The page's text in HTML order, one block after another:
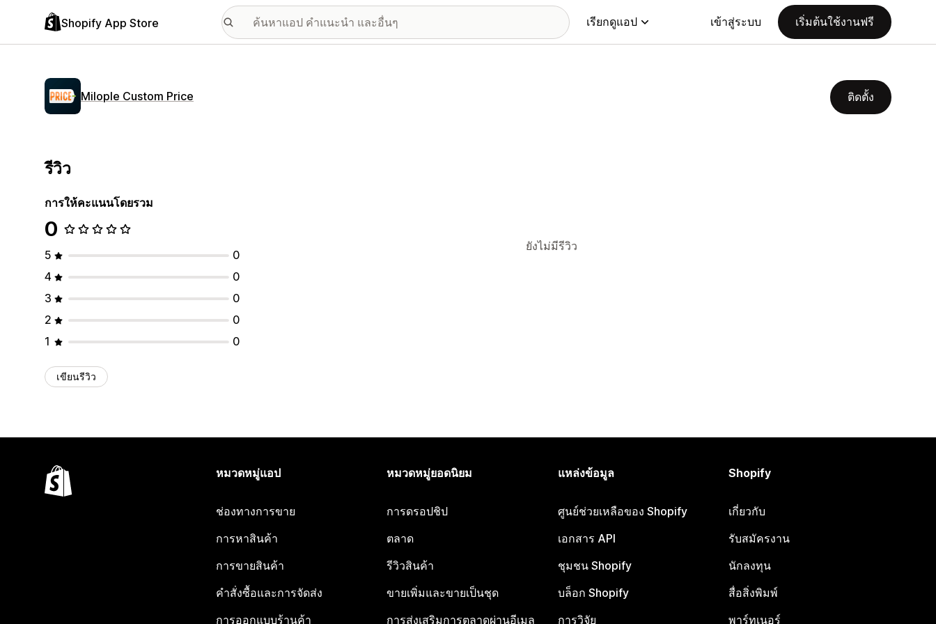
Shopify App Store เรียกดูแอป เข้าสู่ระบบ เริ่มต้นใช้งานฟรี
Milople Custom Price ติดตั้ง
รีวิว
การให้คะแนนโดยรวม
0
5
0
4
0
3
0
2
0
1
0
เขียนรีวิว
ยังไม่มีรีวิว
หมวดหมู่แอป
ช่องทางการขาย
การหาสินค้า
การขายสินค้า
คำสั่งซื้อและการจัดส่ง
การออกแบบร้านค้า
หมวดหมู่ยอดนิยม
การดรอปชิป
ตลาด
รีวิวสินค้า
ขายเพิ่มและขายเป็นชุด
การส่งเสริมการตลาดผ่านอีเมล
แหล่งข้อมูล
ศูนย์ช่วยเหลือของ Shopify
เอกสาร API
ชุมชน Shopify
บล็อก Shopify
การวิจัย
Shopify
เกี่ยวกับ
รับสมัครงาน
นักลงทุน
สื่อสิ่งพิมพ์
พาร์ทเนอร์